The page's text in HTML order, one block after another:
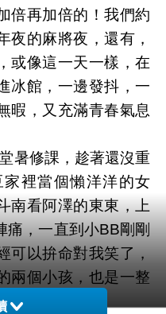
倍再加倍的！我們約
夜的麻將夜，還有，
或像這一天一樣，在
冰館，一邊發抖，一
暇，又充滿青春氣息
暑修課，趁著還沒重
裡當個懶洋洋的女
南看阿澤的東東，上
痛，一直到小BB剛剛
可以拚命對我笑了，
兩個小孩，也是一整
回家行程。